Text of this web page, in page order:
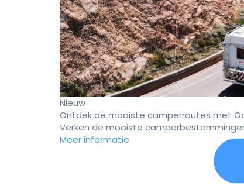
Nieuw
Ontdek de mooiste camperroutes met
Verken de mooiste
Meer informatie